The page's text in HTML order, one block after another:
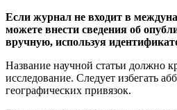
Если журнал не входит в
можете внести сведения об
вручную, используя
Название научной статьи должно
исследование. Следует избегать
географических привязок.